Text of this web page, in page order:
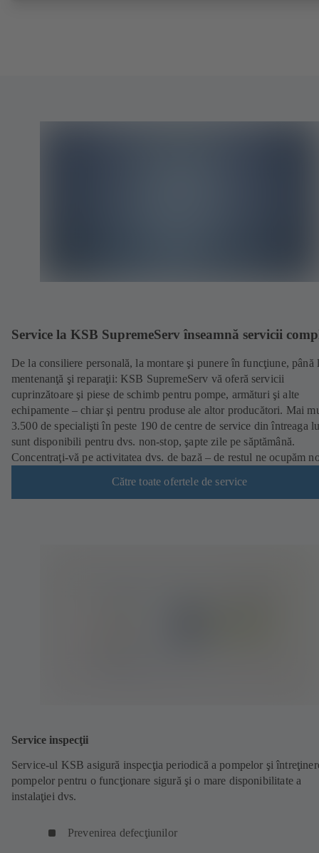
Service la KSB SupremeServ înseamnă servicii
De la consiliere personală, la montare şi punere în funcţiune, până
mentenanţă şi reparaţii: KSB SupremeServ vă oferă servicii
cuprinzătoare şi piese de schimb pentru pompe, armături şi alte
echipamente – chiar şi pentru produse ale altor producători. Mai
3.500 de specialişti în peste 190 de centre de service din întreaga
sunt disponibili pentru dvs. non-stop, şapte zile pe săptămână.
Concentraţi-vă pe activitatea dvs. de bază – de restul ne ocupăm
Către toate ofertele de service
Service inspecţii
Service-ul KSB asigură inspecţia periodică a pompelor şi
pompelor pentru o funcţionare sigură şi o mare disponibilitate a
instalaţiei dvs.
Prevenirea defecţiunilor